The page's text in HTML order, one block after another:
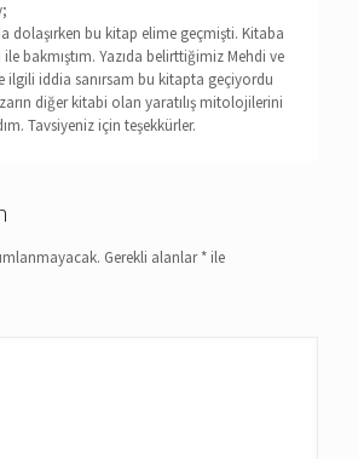
dolaşırken bu kitap elime geçmişti. Kitaba
bakmıştım. Yazıda belirttiğimiz Mehdi ve
ilgili iddia sanırsam bu kitapta geçiyordu
diğer kitabi olan yaratılış mitolojilerini
Tavsiyeniz için teşekkürler.
Gerekli alanlar* ile